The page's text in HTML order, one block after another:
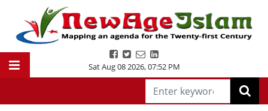
Sat Aug 08 2026,07:52 PM